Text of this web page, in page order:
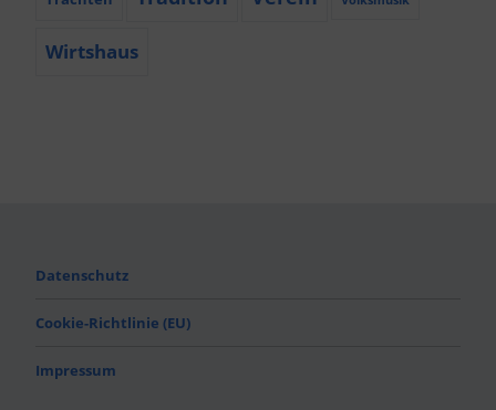
Wirtshaus
Datenschutz
Cookie-Richtlinie (EU)
Impressum